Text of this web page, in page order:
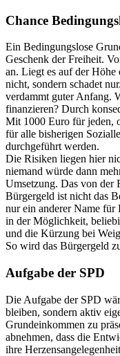
Chance
Ein Bedingungslose
Geschenk der Freiheit.
an. Liegt es auf der
nicht, sondern schadet
verdammt guter Anfang.
finanzieren? Durch
Mit 1000 Euro für jeden,
für alle bisherigen
durchgeführt werden.
Die Risiken liegen hier
niemand würde dann
Umsetzung. Das von der
Bürgergeld ist nicht das
nur ein anderer Name
in der Möglichkeit,
und die Kürzung bei
So wird das Bürgergeld
Aufgabe der SPD
Die Aufgabe der SPD
bleiben, sondern aktiv
Grundeinkommen zu
abnehmen, dass die
ihre